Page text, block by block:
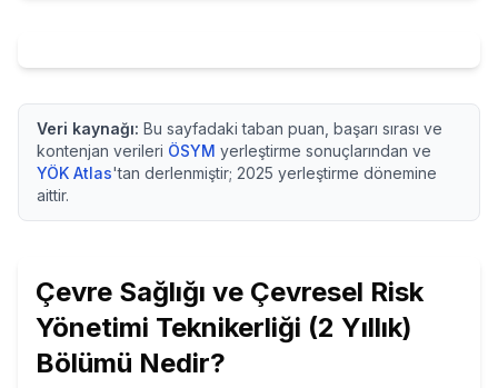
Veri kaynağı: Bu sayfadaki taban puan, başarı sırası ve
kontenjan verileri ÖSYM yerleştirme sonuçlarından ve
YÖK Atlas'tan derlenmiştir; 2025 yerleştirme dönemine
aittir.
Çevre Sağlığı ve Çevresel Risk
Yönetimi Teknikerliği (2 Yıllık)
Bölümü Nedir?